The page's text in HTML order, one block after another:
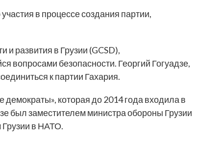
в процессе создания партии,
и развития в Грузии (GCSD),
вопросами безопасности. Георгий Гогуадзе,
к партии Гахария.
которая до 2014 года входила в
был заместителем министра обороны Грузии
Грузии в НАТО.